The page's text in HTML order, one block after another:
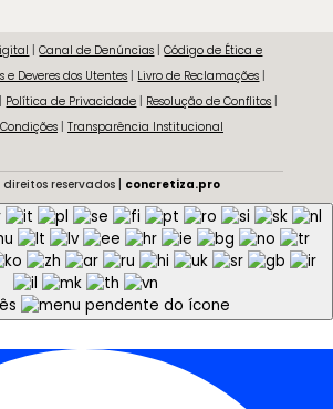
|Canal de Denúncias |Código de Ética e
e Deveres dos Utentes Livro de Reclamações
Política de Privacidade Resolução de Conflitos
| Transparência Institucional
direitos reservados | concretiza.pro